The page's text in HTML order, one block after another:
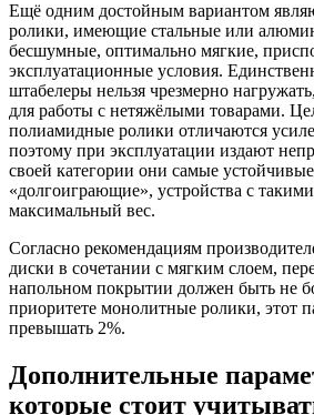
Ещё одним достойным вариантом
ролики, имеющие стальные или
бесшумные, оптимально мягкие,
эксплуатационные условия.
штабелеры нельзя чрезмерно
для работы с нетяжёлыми товарами.
полиамидные ролики отличаются
поэтому при эксплуатации издают
своей категории они самые
«долгоиграющие», устройства с
максимальный вес.
Согласно рекомендациям
диски в сочетании с мягким слоем,
напольном покрытии должен быть не
приоритете монолитные ролики, этот
превышать 2%.
Дополнительные
которые стоит